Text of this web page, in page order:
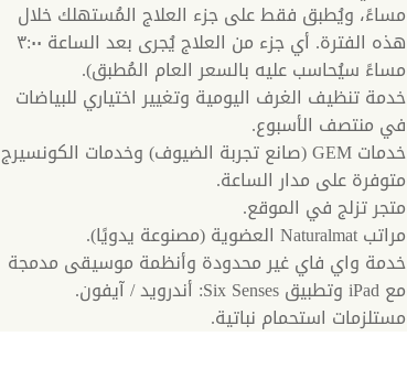
مساءً، ويُطبق فقط على جزء العلاج المُستهلك خلال
هذه الفترة. أي جزء من العلاج يُجرى بعد الساعة ٣:٠٠
مساءً سيُحاسب عليه بالسعر العام المُطبق).
خدمة تنظيف الغرف اليومية وتغيير اختياري للبياضات
في منتصف الأسبوع.
خدمات GEM (صانع تجربة الضيوف) وخدمات الكونسيرج
متوفرة على مدار الساعة.
متجر تزلج في الموقع.
مراتب Naturalmat العضوية (مصنوعة يدويًا).
خدمة واي فاي غير محدودة وأنظمة موسيقى مدمجة
مع iPad وتطبيق Six Senses: أندرويد / آيفون.
مستلزمات استحمام نباتية.